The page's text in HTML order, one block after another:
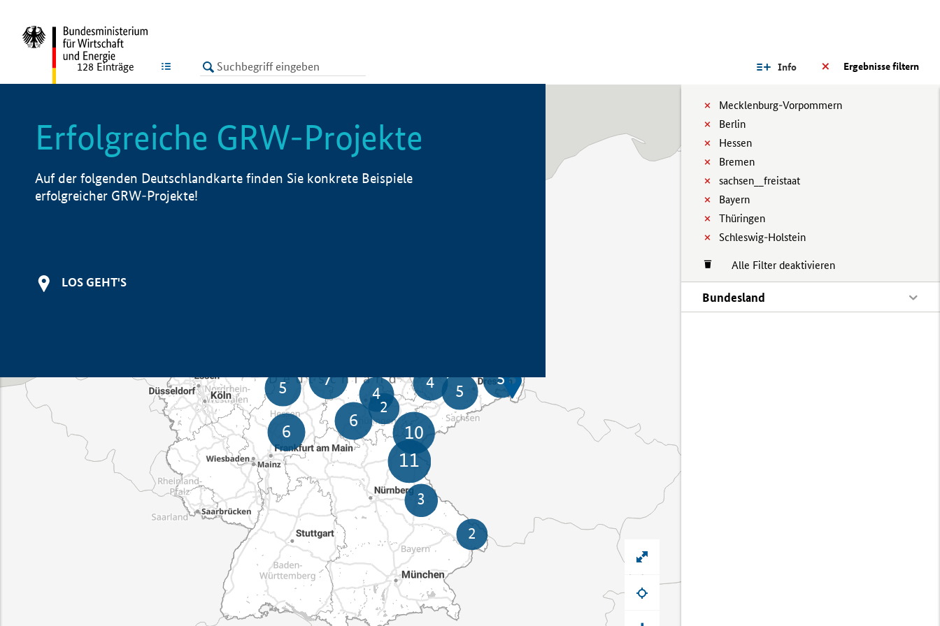
LISTE Ergebnisse filtern
Info
Mecklenburg-Vorpommern
Berlin
Hessen
Bremen
sachsen__freistaat
Bayern
Thüringen
Schleswig-Holstein
Alle Filter deaktivieren
Bundesland
128 Einträge
Erfolgreiche GRW-Projekte
Auf der folgenden Deutschlandkarte finden Sie konkrete Beispiele
erfolgreicher GRW-Projekte!
LOS GEHT'S